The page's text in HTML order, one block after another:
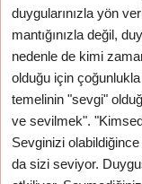
duygularınızla yön
mantığınızla değil,
nedenle de kimi
olduğu için çoğunlukla
temelinin "sevgi"
ve sevilmek".
Sevginizi
da sizi seviyor.